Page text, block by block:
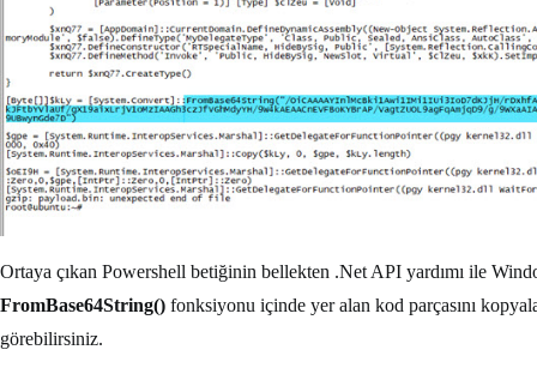
Ortaya çıkan Powershell betiğinin bellekten .Net API yardımı ile
FromBase64String() fonksiyonu içinde yer alan kod parçasını
görebilirsiniz.